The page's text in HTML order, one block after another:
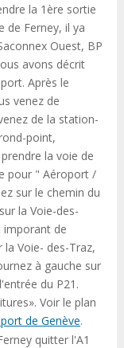
la 1ère sortie
de Ferney, il ya
Ouest, BP
avons décrit
Après le
venez de
de la station-
point,
la voie de
pour " Aéroport /
sur le chemin du
la Voie-des-
imporant de
Voie- des-Traz,
à gauche sur
du P21.
Voir le plan
de Genève.